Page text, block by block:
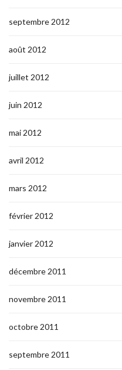
septembre 2012
août 2012
juillet 2012
juin 2012
mai 2012
avril 2012
mars 2012
février 2012
janvier 2012
décembre 2011
novembre 2011
octobre 2011
septembre 2011